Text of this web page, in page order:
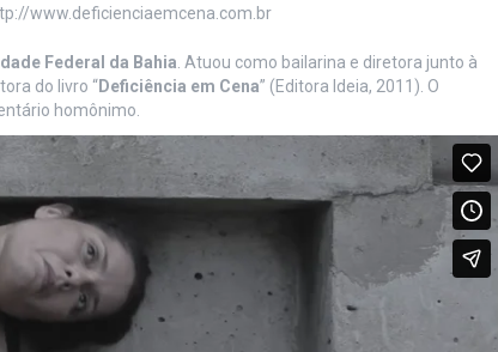
www.deficienciaemcena.com.br
Federal da Bahia. Atuou como bailarina e diretora junto à
do livro “Deficiência em Cena” (Editora Ideia, 2011). O
homônimo.